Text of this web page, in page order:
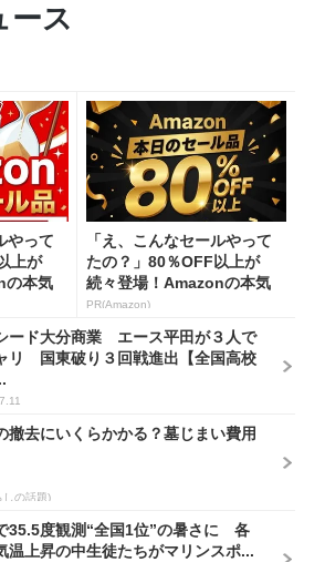
ース
やって
上が
の本気
「え、こんなセールやって
たの？」80％OFF以上が
続々登場！Amazonの本気
が...
PR(Amazon)
ード大分商業 エース平田が３人で
リ 国東破り３回戦進出【全国高校
撤去にいくらかかる？墓じまい費用
しの話題)
35.5度観測“全国1位”の暑さに 各
温上昇の中生徒たちがマリンスポ...